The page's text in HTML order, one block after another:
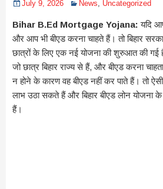
July 9, 2026 News Uncategorized
Bihar B.Ed Mortgage Yojana: यदि
और आप भी बीएड करना चाहते हैं। तो बिहार
छात्रों के लिए एक नई योजना की शुरुआत की गई
जो छात्र बिहार राज्य से हैं, और बीएड करना
न होने के कारण वह बीएड नहीं कर पाते हैं। तो
लाभ उठा सकते हैं और बिहार बीएड लोन योजना
हैं।